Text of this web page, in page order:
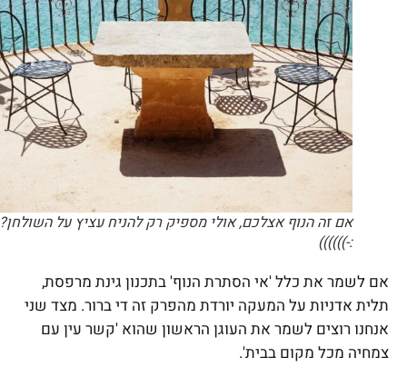
אם זה הנוף אצלכם, אולי מספיק רק להניח עציץ על השולחן?
:-))))))
אם לשמר את כלל 'אי הסתרת הנוף' בתכנון גינת מרפסת,
תלית אדניות על המעקה יורדת מהפרק זה די ברור. מצד שני
אנחנו רוצים לשמר את העוגן הראשון שהוא 'קשר עין עם
צמחיה מכל מקום בבית'.